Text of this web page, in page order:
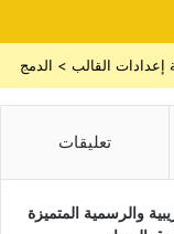
تعليقات
والرسمية المتميزة